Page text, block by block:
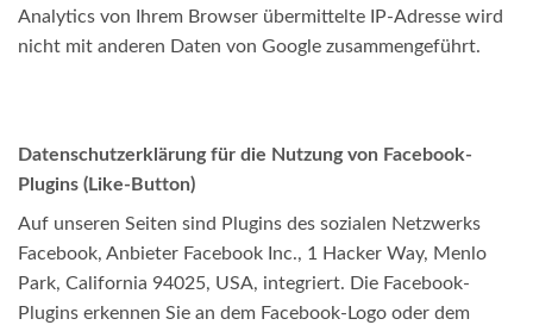
Analytics von Ihrem Browser übermittelte IP-Adresse wird
nicht mit anderen Daten von Google zusammengeführt.
Datenschutzerklärung für die Nutzung von Facebook-
Plugins (Like-Button)
Auf unseren Seiten sind Plugins des sozialen Netzwerks
Facebook, Anbieter Facebook Inc., 1 Hacker Way, Menlo
Park, California 94025, USA, integriert. Die Facebook-
Plugins erkennen Sie an dem Facebook-Logo oder dem